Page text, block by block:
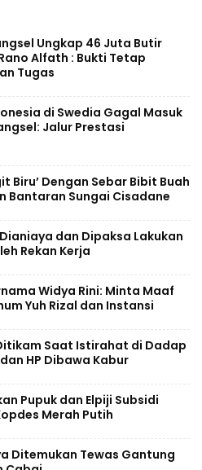
Ungkap 46 Juta Butir
Alfath : Bukti Tetap
Tugas
di Swedia Gagal Masuk
Jalur Prestasi
Biru’ Dengan Sebar Bibit Buah
Bantaran Sungai Cisadane
dan Dipaksa Lakukan
Rekan Kerja
Widya Rini: Minta Maaf
Yuh Rizal dan Instansi
Saat Istirahat di Dadap
HP Dibawa Kabur
Pupuk dan Elpiji Subsidi
Merah Putih
Ditemukan Tewas Gantung